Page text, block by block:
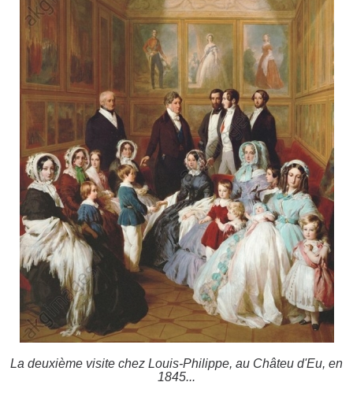
La deuxième visite chez Louis-Philippe, au Châteu d'Eu, en
1845...